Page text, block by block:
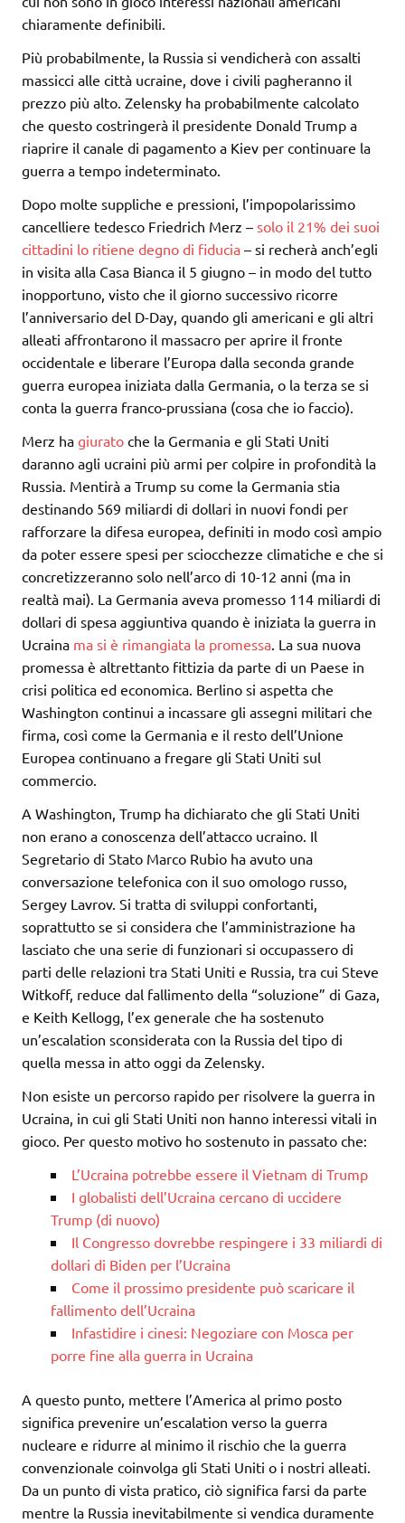
chiaramente definibili.
Più probabilmente, la Russia si vendicherà con assalti
massicci alle città ucraine, dove i civili pagheranno il
prezzo più alto. Zelensky ha probabilmente calcolato
che questo costringerà il presidente Donald Trump a
riaprire il canale di pagamento a Kiev per continuare la
guerra a tempo indeterminato.
Dopo molte suppliche e pressioni, l’impopolarissimo
cancelliere tedesco Friedrich Merz – solo il 21% dei suoi
cittadini lo ritiene degno di fiducia – si recherà anch’egli
in visita alla Casa Bianca il 5 giugno – in modo del tutto
inopportuno, visto che il giorno successivo ricorre
l’anniversario del D-Day, quando gli americani e gli altri
alleati affrontarono il massacro per aprire il fronte
occidentale e liberare l’Europa dalla seconda grande
guerra europea iniziata dalla Germania, o la terza se si
conta la guerra franco-prussiana (cosa che io faccio).
Merz ha giurato che la Germania e gli Stati Uniti
daranno agli ucraini più armi per colpire in profondità la
Russia. Mentirà a Trump su come la Germania stia
destinando 569 miliardi di dollari in nuovi fondi per
rafforzare la difesa europea, definiti in modo così ampio
da poter essere spesi per sciocchezze climatiche e che si
concretizzeranno solo nell’arco di 10-12 anni (ma in
realtà mai). La Germania aveva promesso 114 miliardi di
dollari di spesa aggiuntiva quando è iniziata la guerra in
Ucraina ma si è rimangiata la promessa. La sua nuova
promessa è altrettanto fittizia da parte di un Paese in
crisi politica ed economica. Berlino si aspetta che
Washington continui a incassare gli assegni militari che
firma, così come la Germania e il resto dell’Unione
Europea continuano a fregare gli Stati Uniti sul
commercio.
A Washington, Trump ha dichiarato che gli Stati Uniti
non erano a conoscenza dell’attacco ucraino. Il
Segretario di Stato Marco Rubio ha avuto una
conversazione telefonica con il suo omologo russo,
Sergey Lavrov. Si tratta di sviluppi confortanti,
soprattutto se si considera che l’amministrazione ha
lasciato che una serie di funzionari si occupassero di
parti delle relazioni tra Stati Uniti e Russia, tra cui Steve
Witkoff, reduce dal fallimento della “soluzione” di Gaza,
e Keith Kellogg, l’ex generale che ha sostenuto
un’escalation sconsiderata con la Russia del tipo di
quella messa in atto oggi da Zelensky.
Non esiste un percorso rapido per risolvere la guerra in
Ucraina, in cui gli Stati Uniti non hanno interessi vitali in
gioco. Per questo motivo ho sostenuto in passato che:
L’Ucraina potrebbe essere il Vietnam di Trump
I globalisti dell’Ucraina cercano di uccidere
Trump (di nuovo)
Il Congresso dovrebbe respingere i 33 miliardi di
dollari di Biden per l’Ucraina
Come il prossimo presidente può scaricare il
fallimento dell’Ucraina
Infastidire i cinesi: Negoziare con Mosca per
porre fine alla guerra in Ucraina
A questo punto, mettere l’America al primo posto
significa prevenire un’escalation verso la guerra
nucleare e ridurre al minimo il rischio che la guerra
convenzionale coinvolga gli Stati Uniti o i nostri alleati.
Da un punto di vista pratico, ciò significa farsi da parte
mentre la Russia inevitabilmente si vendica duramente